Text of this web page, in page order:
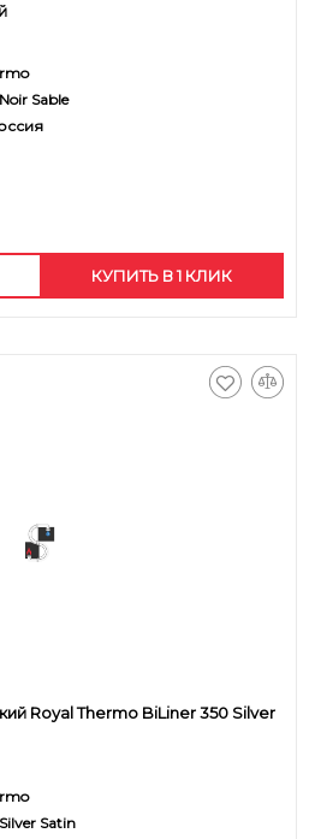
Sable
КУПИТЬ В 1 КЛИК
Royal Thermo BiLiner 350 Silver
Satin